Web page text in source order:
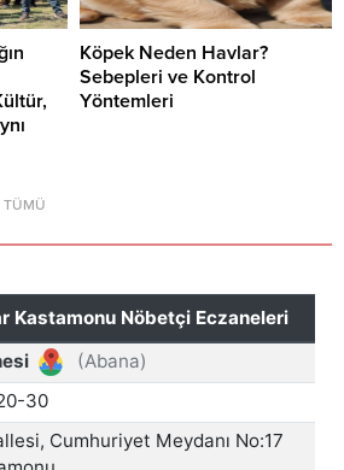
Köpek Neden Havlar?
Sebepleri ve Kontrol
Yöntemleri
TÜMÜ